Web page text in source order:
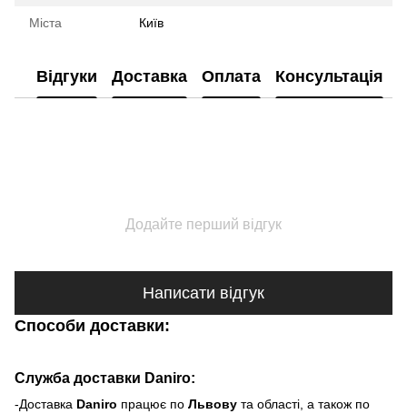
Міста Київ
Відгуки Доставка Оплата Консультація
Додайте перший відгук
Написати відгук
Способи доставки:
Служба доставки Daniro:
-Доставка Daniro працює по Львову та області, а також по